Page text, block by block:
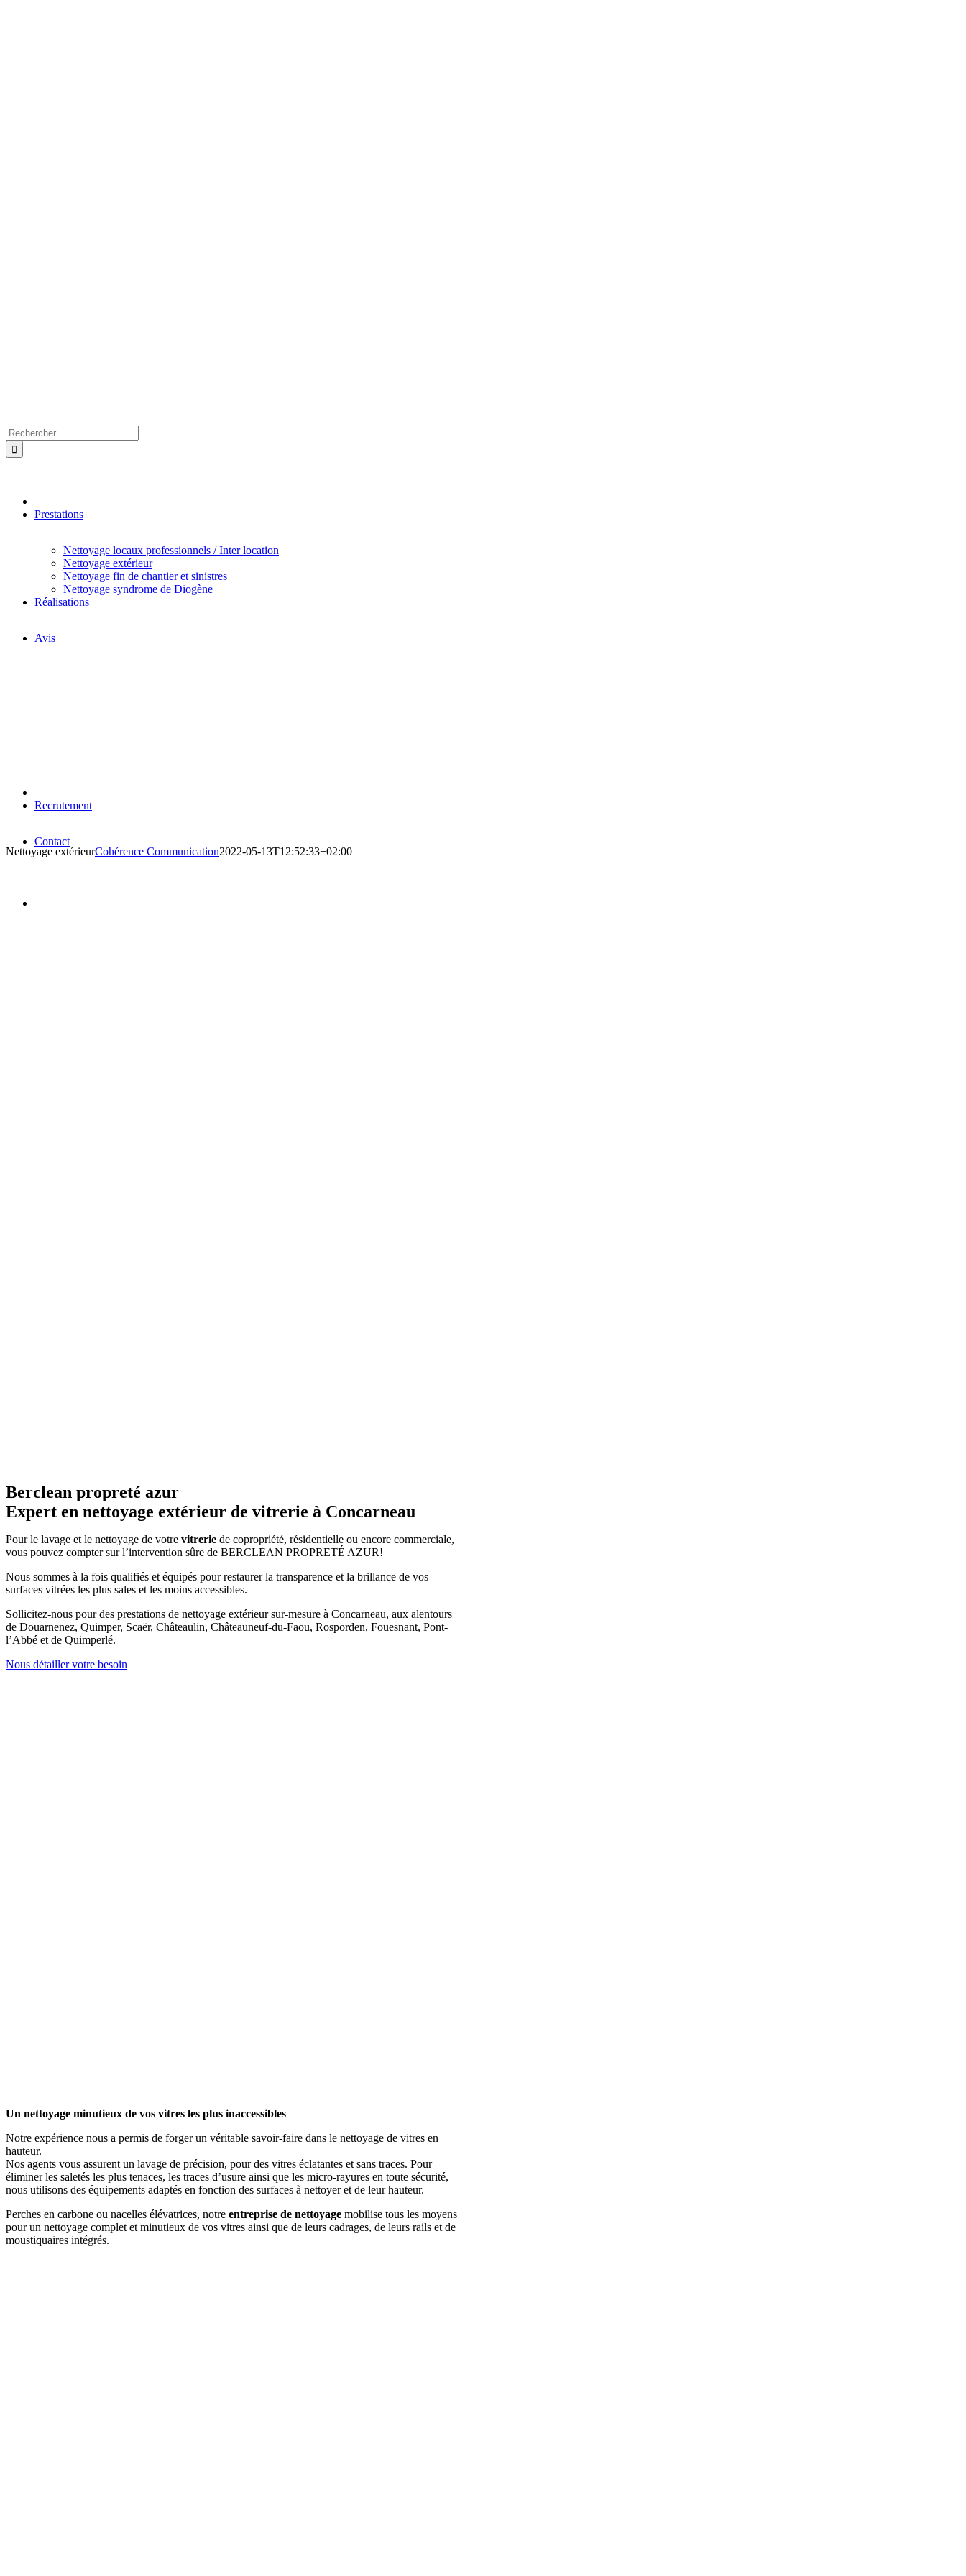
Rechercher:
Prestations
Nettoyage locaux professionnels / Inter location
Nettoyage extérieur
Nettoyage fin de chantier et sinistres
Nettoyage syndrome de Diogène
Réalisations
Avis
Recrutement
Contact
Nettoyage extérieurCohérence Communication2022-05-13T12:52:33+02:00
Berclean propreté azur
Expert en nettoyage extérieur de vitrerie à Concarneau
Pour le lavage et le nettoyage de votre vitrerie de copropriété, résidentielle ou encore commerciale,
vous pouvez compter sur l’intervention sûre de BERCLEAN PROPRETÉ AZUR!
Nous sommes à la fois qualifiés et équipés pour restaurer la transparence et la brillance de vos
surfaces vitrées les plus sales et les moins accessibles.
Sollicitez-nous pour des prestations de nettoyage extérieur sur-mesure à Concarneau, aux alentours
de Douarnenez, Quimper, Scaër, Châteaulin, Châteauneuf-du-Faou, Rosporden, Fouesnant, Pont-
l’Abbé et de Quimperlé.
Nous détailler votre besoin
Un nettoyage minutieux de vos vitres les plus inaccessibles
Notre expérience nous a permis de forger un véritable savoir-faire dans le nettoyage de vitres en
hauteur.
Nos agents vous assurent un lavage de précision, pour des vitres éclatantes et sans traces. Pour
éliminer les saletés les plus tenaces, les traces d’usure ainsi que les micro-rayures en toute sécurité,
nous utilisons des équipements adaptés en fonction des surfaces à nettoyer et de leur hauteur.
Perches en carbone ou nacelles élévatrices, notre entreprise de nettoyage mobilise tous les moyens
pour un nettoyage complet et minutieux de vos vitres ainsi que de leurs cadrages, de leurs rails et de
moustiquaires intégrés.